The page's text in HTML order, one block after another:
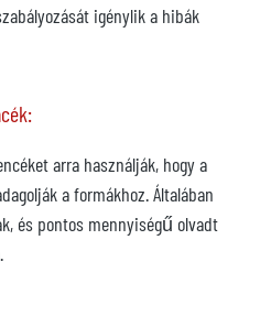
igénylik a hibák
arra használják, hogy a
a formákhoz. Általában
és pontos mennyiségű olvadt